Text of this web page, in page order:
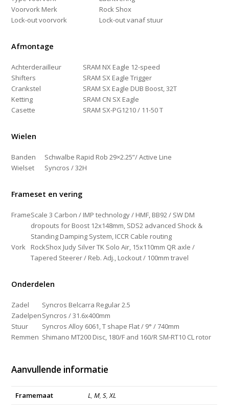
Voorvork Merk
Rock Shox
Lock-out voorvork
Lock-out vanaf stuur
Afmontage
Achterderailleur
SRAM NX Eagle 12-speed
Shifters
SRAM SX Eagle Trigger
Crankstel
SRAM SX Eagle DUB Boost, 32T
Ketting
SRAM CN SX Eagle
Casette
SRAM SX-PG1210 / 11-50 T
Wielen
Banden
Schwalbe Rapid Rob 29×2.25”/ Active Line
Wielset
Syncros / 32H
Frameset en vering
FrameScale 3 Carbon / IMP technology / HMF, BB92 / SW DM
dropouts for Boost 12x148mm, SDS2 advanced Shock &
Standing Damping System, ICCR Cable routing
Vork
RockShox Judy Silver TK Solo Air, 15x110mm QR axle /
Tapered Steerer / Reb. Adj., Lockout / 100mm travel
Onderdelen
Zadel
Syncros Belcarra Regular 2.5
ZadelpenSyncros / 31.6x400mm
Stuur
Syncros Alloy 6061, T shape Flat / 9° / 740mm
Remmen Shimano MT200 Disc, 180/F and 160/R SM-RT10 CL rotor
Aanvullende informatie
Framemaat L,M,S,XL